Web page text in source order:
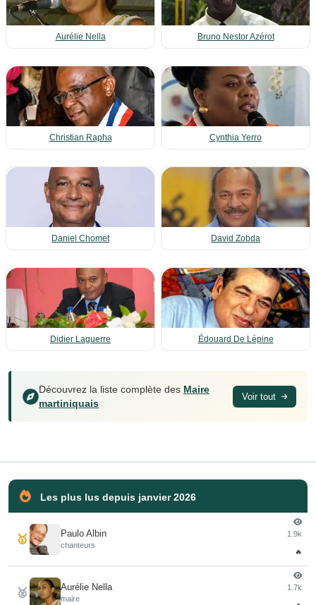
Aurélie Nella Bruno Nestor Azérot
Christian Rapha Cynthia Yerro
Daniel Chomet David Zobda
Didier Laguerre Édouard De Lépine
Découvrez la liste complète des Maire
martiniquais
Voir tout
Les plus lus depuis janvier 2026
🥇 Paulo Albin
chanteurs
1.9k
🔥
🥈 Aurélie Nella
maire
1.7k